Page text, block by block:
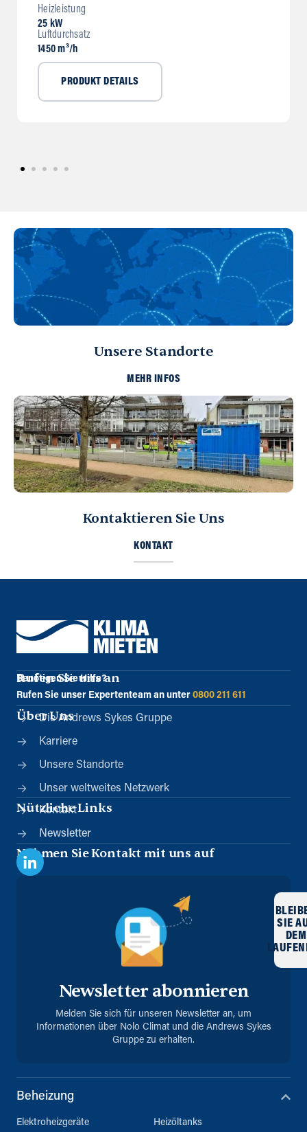
Heizleistung
25 kW
Luftdurchsatz
1450 m³/h
PRODUKT DETAILS
Unsere Standorte
MEHR INFOS
Kontaktieren Sie Uns
KONTAKT
Rufen Sie uns an
Benötigen Sie Hilfe?
Rufen Sie unser Expertenteam an unter 0800 211 611
Über Uns
Die Andrews Sykes Gruppe
Karriere
Unsere Standorte
Unser weltweites Netzwerk
Nützliche Links
Kontakt
Newsletter
Nehmen Sie Kontakt mit uns auf
Newsletter abonnieren
Melden Sie sich für unseren Newsletter an, um
Informationen über Nolo Climat und die Andrews Sykes
Gruppe zu erhalten.
SIE
DEM
Beheizung
Elektroheizgeräte
Heizöltanks